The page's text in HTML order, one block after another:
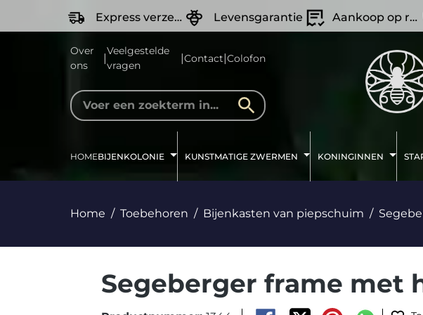
Ga naar de hoofdnavigatie
Express verzending Levensgarantie Aankoop op rekening
Over
ons
|
Veelgestelde
vragen
|Contact|Colofon
HOMEBIJENKOLONIE KUNSTMATIGE ZWERMEN KONINGINNEN
Home Toebehoren Bijenkasten van piepschuim
Segeberger frame met